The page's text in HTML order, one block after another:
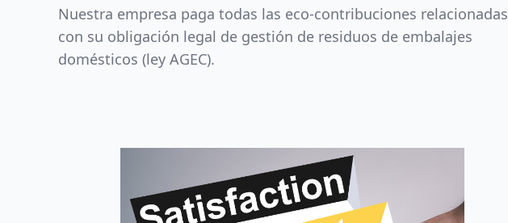
Nuestra empresa paga todas las eco-contribuciones relacionadas
con su obligación legal de gestión de residuos de embalajes
domésticos (ley AGEC).